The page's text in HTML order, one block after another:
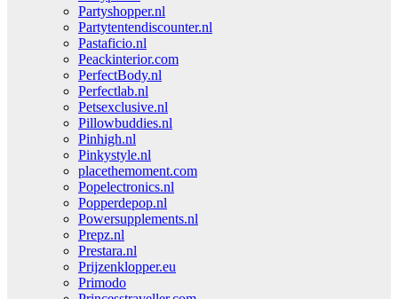
Partyshopper.nl
Partytentendiscounter.nl
Pastaficio.nl
Peackinterior.com
PerfectBody.nl
Perfectlab.nl
Petsexclusive.nl
Pillowbuddies.nl
Pinhigh.nl
Pinkystyle.nl
placethemoment.com
Popelectronics.nl
Popperdepop.nl
Powersupplements.nl
Prepz.nl
Prestara.nl
Prijzenklopper.eu
Primodo